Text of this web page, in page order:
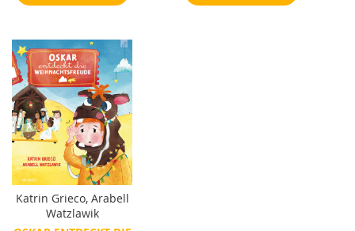
Katrin Grieco, Arabell
Watzlawik